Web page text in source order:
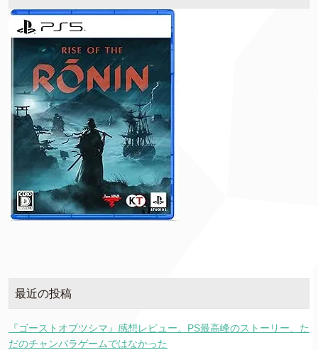
最近の投稿
『ゴーストオブツシマ』感想レビュー。PS最高峰のストーリー、た
だのチャンバラゲームではなかった